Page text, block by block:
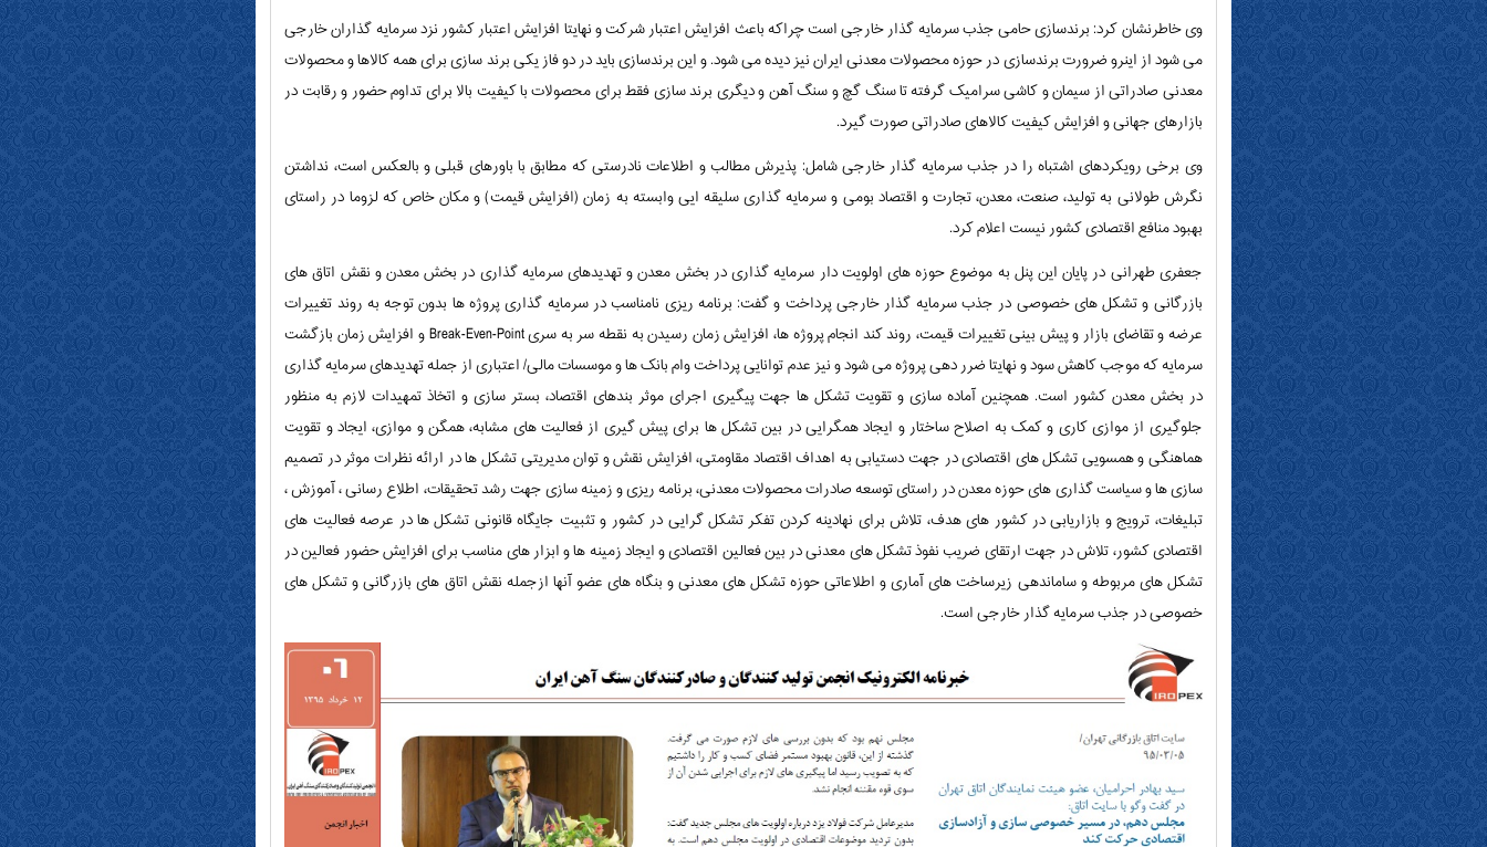
وی خاطرنشان کرد: برندسازی حامی جذب سرمایه گذار خارجی است چراکه باعث افزایش اعتبار شرکت و نهایتا افزایش اعتبار کشور نزد سرمایه گذاران خارجی
می شود از اینرو ضرورت برندسازی در حوزه محصولات معدنی ایران نیز دیده می شود. و این برندسازی باید در دو فاز یکی برند سازی برای همه کالاها و محصولات
معدنی صادراتی از سیمان و کاشی سرامیک گرفته تا سنگ گچ و سنگ آهن و دیگری برند سازی فقط برای محصولات با کیفیت بالا برای تداوم حضور و رقابت در
بازارهای جهانی و افزایش کیفیت کالاهای صادراتی صورت گیرد.
وی برخی رویکردهای اشتباه را در جذب سرمایه گذار خارجی شامل: پذیرش مطالب و اطلاعات نادرستی که مطابق با باورهای قبلی و بالعکس است، نداشتن
نگرش طولانی به تولید، صنعت، معدن، تجارت و اقتصاد بومی و سرمایه گذاری سلیقه ایی وابسته به زمان (افزایش قیمت) و مکان خاص که لزوما در راستای
بهبود منافع اقتصادی کشور نیست اعلام کرد.
جعفری طهرانی در پایان این پنل به موضوع حوزه های اولویت دار سرمایه گذاری در بخش معدن و تهدیدهای سرمایه گذاری در بخش معدن و نقش اتاق های
بازرگانی و تشکل های خصوصی در جذب سرمایه گذار خارجی پرداخت و گفت: برنامه ریزی نامناسب در سرمایه گذاری پروژه ها بدون توجه به روند تغییرات
عرضه و تقاضای بازار و پیش بینی تغییرات قیمت، روند کند انجام پروژه ها، افزایش زمان رسیدن به نقطه سر به سری Break-Even-Point و افزایش زمان بازگشت
سرمایه که موجب کاهش سود و نهایتا ضرر دهی پروژه می شود و نیز عدم توانایی پرداخت وام بانک ها و موسسات مالی/ اعتباری از جمله تهدیدهای سرمایه گذاری
در بخش معدن کشور است. همچنین آماده سازی و تقویت تشکل ها جهت پیگیری اجرای موثر بندهای اقتصاد، بستر سازی و اتخاذ تمهیدات لازم به منظور
جلوگیری از موازی کاری و کمک به اصلاح ساختار و ایجاد همگرایی در بین تشکل ها برای پیش گیری از فعالیت های مشابه، همگن و موازی، ایجاد و تقویت
هماهنگی و همسویی تشکل های اقتصادی در جهت دستیابی به اهداف اقتصاد مقاومتی، افزایش نقش و توان مدیریتی تشکل ها در ارائه نظرات موثر در تصمیم
سازی ها و سیاست گذاری های حوزه معدن در راستای توسعه صادرات محصولات معدنی، برنامه ریزی و زمینه سازی جهت رشد تحقیقات، اطلاع رسانی ، آموزش ،
تبلیغات، ترویج و بازاریابی در کشور های هدف، تلاش برای نهادینه کردن تفکر تشکل گرایی در کشور و تثبیت جایگاه قانونی تشکل ها در عرصه فعالیت های
اقتصادی کشور، تلاش در جهت ارتقای ضریب نفوذ تشکل های معدنی در بین فعالین اقتصادی و ایجاد زمینه ها و ابزار های مناسب برای افزایش حضور فعالین در
تشکل های مربوطه و ساماندهی زیرساخت های آماری و اطلاعاتی حوزه تشکل های معدنی و بنگاه های عضو آنها ازجمله نقش اتاق های بازرگانی و تشکل های
خصوصی در جذب سرمایه گذار خارجی است.